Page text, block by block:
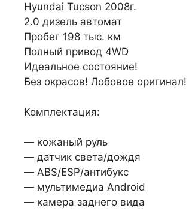
Hyundai Tucson 2008г.
2.0 дизель автомат
Пробег 198 тыс. км
Полный привод 4WD
Идеальное состояние!
Без окрасов! Лобовое оригинал!
Комплектация:
— кожаный руль
— датчик света/дождя
— ABS/ESP/антибукс
— мультимедиа Android
— камера заднего вида